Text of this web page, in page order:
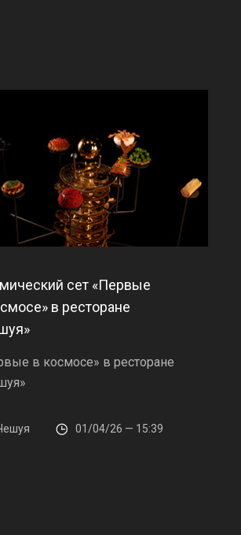
сет «Первые
в ресторане
в космосе» в ресторане
01/04/26 — 15:39